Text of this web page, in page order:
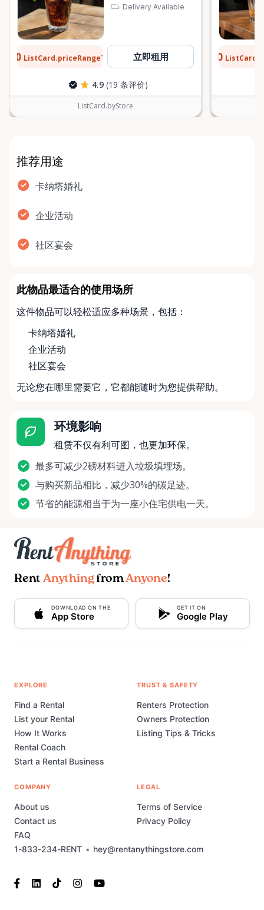
Delivery Available
ListCard.priceRangeTo 立即租用
4.9 (19 条评价)
ListCard.byStore
$0.10
推荐用途
卡纳塔婚礼
企业活动
社区宴会
此物品最适合的使用场所
这件物品可以轻松适应多种场景，包括：
卡纳塔婚礼
企业活动
社区宴会
无论您在哪里需要它，它都能随时为您提供帮助。
环境影响
租赁不仅有利可图，也更加环保。
最多可减少2磅材料进入垃圾填埋场。
与购买新品相比，减少30%的碳足迹。
节省的能源相当于为一座小住宅供电一天。
Rent AnythingfromAnyone!
DOWNLOAD ON THE
App Store
GET IT ON
Google Play
1-833-234-RENT • hey@rentanythingstore.com
EXPLORE
Find a Rental
List your Rental
How It Works
Rental Coach
Start a Rental Business
TRUST & SAFETY
Renters Protection
Owners Protection
Listing Tips & Tricks
COMPANY
About us
Contact us
FAQ
LEGAL
Terms of Service
Privacy Policy